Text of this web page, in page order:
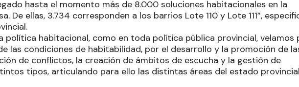
hasta el momento más de 8.000 soluciones habitacionales en la
De ellas, 3.734 corresponden a los barrios Lote 110 y Lote 111”,
política habitacional, como en toda política pública provincial, velamos
las condiciones de habitabilidad, por el desarrollo y la promoción de
de conflictos, la creación de ámbitos de escucha y la gestión de
tipos, articulando para ello las distintas áreas del estado